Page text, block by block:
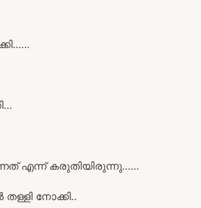
എന്ന് കരുതിയിരുന്നു……
നോക്കി..